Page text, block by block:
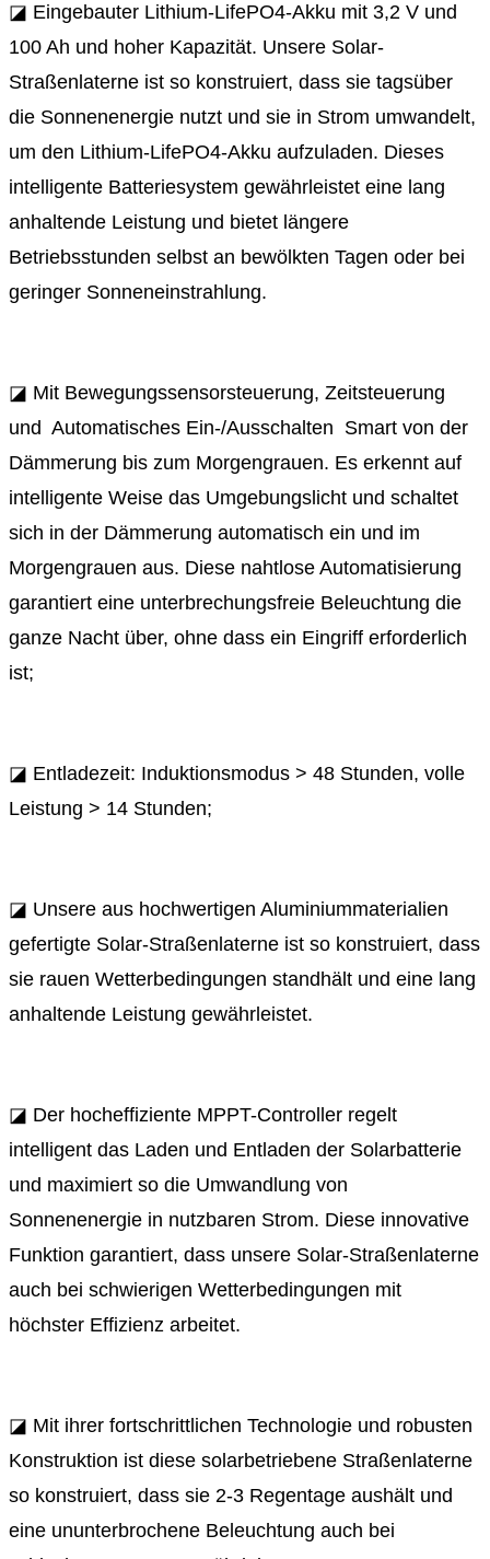
◪ Eingebauter Lithium-LifePO4-Akku mit 3,2 V und
100 Ah und hoher Kapazität. Unsere Solar-
Straßenlaterne ist so konstruiert, dass sie tagsüber
die Sonnenenergie nutzt und sie in Strom umwandelt,
um den Lithium-LifePO4-Akku aufzuladen. Dieses
intelligente Batteriesystem gewährleistet eine lang
anhaltende Leistung und bietet längere
Betriebsstunden selbst an bewölkten Tagen oder bei
geringer Sonneneinstrahlung.
◪ Mit Bewegungssensorsteuerung, Zeitsteuerung
und Automatisches Ein-/Ausschalten Smart von der
Dämmerung bis zum Morgengrauen. Es erkennt auf
intelligente Weise das Umgebungslicht und schaltet
sich in der Dämmerung automatisch ein und im
Morgengrauen aus. Diese nahtlose Automatisierung
garantiert eine unterbrechungsfreie Beleuchtung die
ganze Nacht über, ohne dass ein Eingriff erforderlich
ist;
◪ Entladezeit: Induktionsmodus > 48 Stunden, volle
Leistung > 14 Stunden;
◪ Unsere aus hochwertigen Aluminiummaterialien
gefertigte Solar-Straßenlaterne ist so konstruiert, dass
sie rauen Wetterbedingungen standhält und eine lang
anhaltende Leistung gewährleistet.
◪ Der hocheffiziente MPPT-Controller regelt
intelligent das Laden und Entladen der Solarbatterie
und maximiert so die Umwandlung von
Sonnenenergie in nutzbaren Strom. Diese innovative
Funktion garantiert, dass unsere Solar-Straßenlaterne
auch bei schwierigen Wetterbedingungen mit
höchster Effizienz arbeitet.
◪ Mit ihrer fortschrittlichen Technologie und robusten
Konstruktion ist diese solarbetriebene Straßenlaterne
so konstruiert, dass sie 2-3 Regentage aushält und
eine ununterbrochene Beleuchtung auch bei